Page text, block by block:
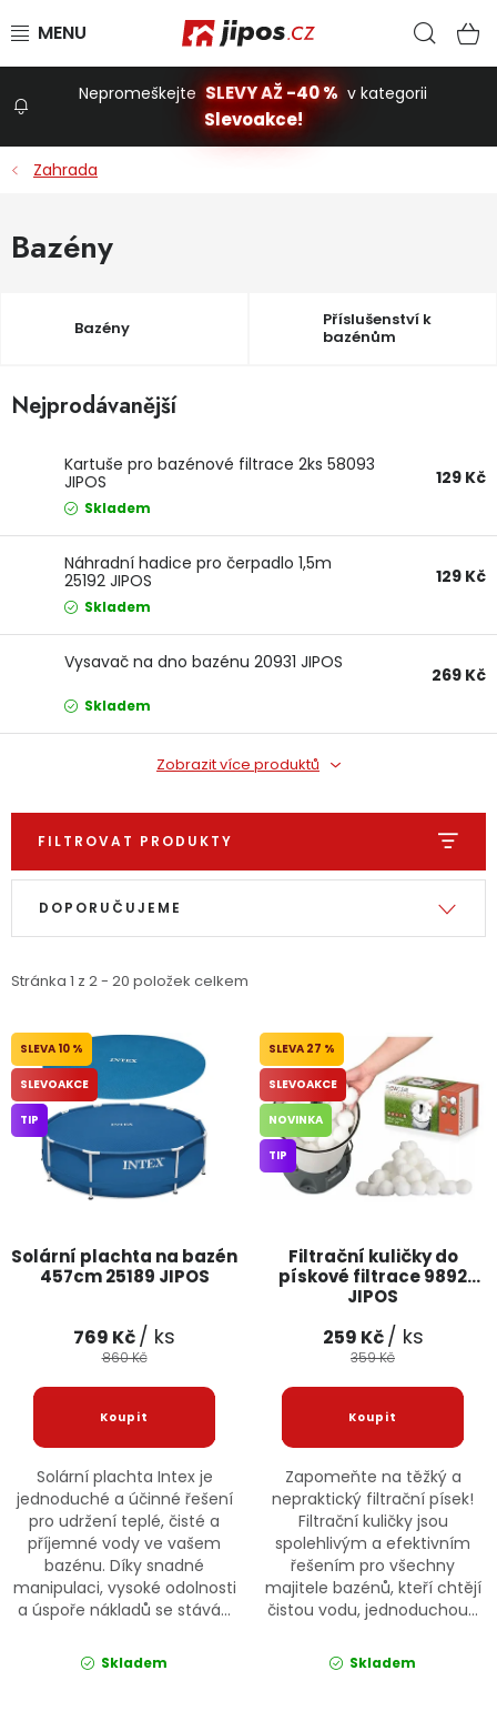
Dětská hřiště
Autodoplňky
Vánoce
Ochranné pomůcky
Značky
Velkoobchodní spolupráce (B2B) Prodejna nářadí
Servis nářadí Hodnocení obchodu
Doprava a platba Váš zákaznický účet Kontakt
PODPORA
Reklamační formulář Odstoupení ve lhůtě 14 dní
Nepromeškejte SLEVY AŽ -40 % v kategorii
Slevoakce!
Zahrada
Bazény
Bazény
Příslušenství k
bazénům
Nejprodávanější
Kartuše pro bazénové filtrace 2ks 58093
JIPOS
129 Kč
Skladem
Náhradní hadice pro čerpadlo 1,5m
25192 JIPOS
129 Kč
Skladem
Vysavač na dno bazénu 20931 JIPOS
269 Kč
Skladem
Zobrazit více produktů
FILTROVAT PRODUKTY
Výpis produktů
Stránka 1 z 2- 20 položek celkem
Řazení produktů
DOPORUČUJEME
Solární plachta na bazén
457cm 25189 JIPOS
10 %
SLEVOAKCE
TIP
769 Kč/ ks
860 Kč
Solární plachta Intex je
jednoduché a účinné řešení
pro udržení teplé, čisté a
příjemné vody ve vašem
bazénu. Díky snadné
manipulaci, vysoké odolnosti
a úspoře nákladů se stává...
Skladem
Filtrační kuličky do
pískové filtrace 9892
JIPOS
27 %
SLEVOAKCE
NOVINKA
TIP
259 Kč/ ks
359 Kč
Zapomeňte na těžký a
nepraktický filtrační písek!
Filtrační kuličky jsou
spolehlivým a efektivním
řešením pro všechny
majitele bazénů, kteří chtějí
čistou vodu, jednoduchou...
Skladem